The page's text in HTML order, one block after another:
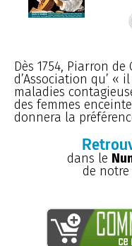
Dès 1754, Piarron
d’Association qu’ «
maladies
des femmes
donnera la
dans le
de